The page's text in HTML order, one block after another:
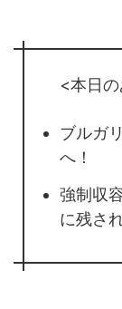
<本日
ブルガ
へ！
強制収
に残さ